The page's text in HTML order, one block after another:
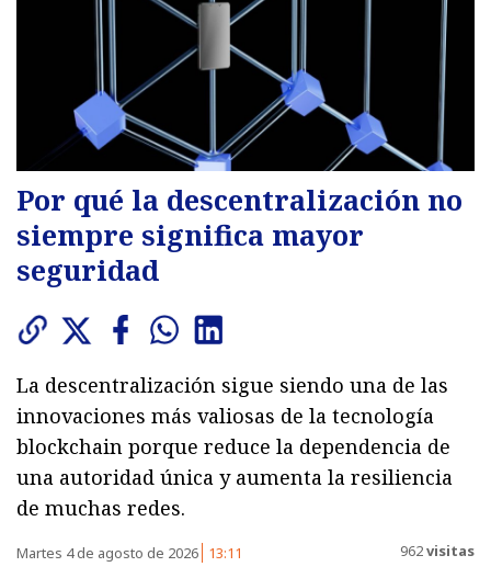
Por qué la descentralización no
siempre significa mayor
seguridad
La descentralización sigue siendo una de las
innovaciones más valiosas de la tecnología
blockchain porque reduce la dependencia de
una autoridad única y aumenta la resiliencia
de muchas redes.
Martes 4 de agosto de 2026 13:11 962visitas